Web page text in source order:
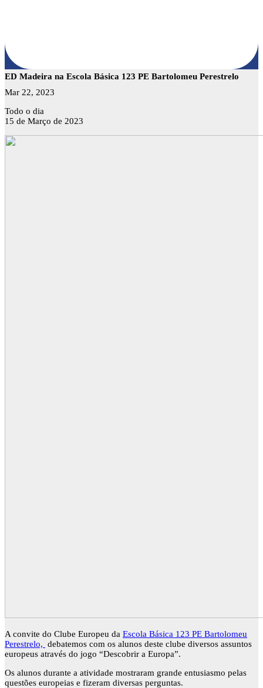
ED Madeira na Escola Básica 123 PE Bartolomeu Perestrelo
Mar 22, 2023
ED
Madeira
Escola
Todo o dia
15 de Março de 2023
A convite do Clube Europeu da Escola Básica 123 PE Bartolomeu
Perestrelo, debatemos com os alunos deste clube diversos assuntos
europeus através do jogo “Descobrir a Europa”.
Os alunos durante a atividade mostraram grande entusiasmo pelas
questões europeias e fizeram diversas perguntas.